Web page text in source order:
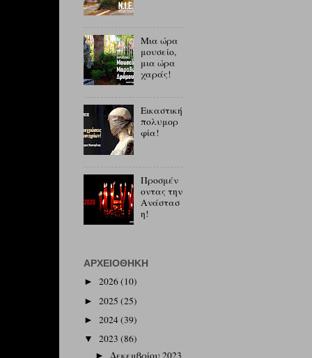
Μια ώρα
μουσείο,
μια ώρα
χαράς!
Εικαστική
πολυμορ
φία!
Προσμέν
οντας την
Ανάστασ
η!
ΑΡΧΕΙΟΘΉΚΗ
► 2026(10)
► 2025 (25)
► 2024(39)
▼ 2023 (86)
► Δεκεμβρίου 2023